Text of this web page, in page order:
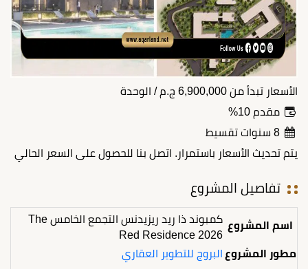
الأسعار تبدأ من 6,900,000 ج.م / الوحدة
مقدم 10%
8 سنوات تقسيط
يتم تحديث الأسعار باستمرار. اتصل بنا للحصول على السعر الحالي
تفاصيل المشروع
اسم المشروع
كمبوند ذا ريد ريزيدنس التجمع الخامس The
Red Residence 2026
مطور المشروع البروج للتطوير العقاري